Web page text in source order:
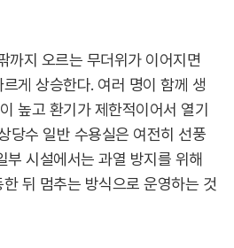
까지 오르는 무더위가 이어지면
게 상승한다. 여러 명이 함께 생
높고 환기가 제한적이어서 열기
당수 일반 수용실은 여전히 선풍
부 시설에서는 과열 방지를 위해
뒤 멈추는 방식으로 운영하는 것